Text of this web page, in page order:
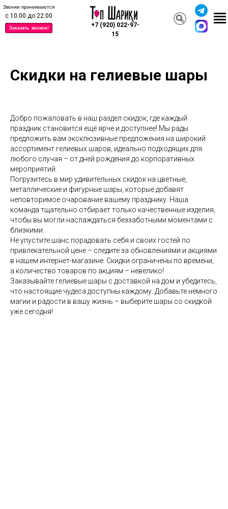
+7 (920) 022-97-
15
Заказать звонок!
Звонки принимаются
с 10:00 до 22:00
Скидки на гелиевые шары
Добро пожаловать в наш раздел скидок, где каждый
праздник становится ещё ярче и доступнее! Мы рады
предложить вам эксклюзивные предложения на широкий
ассортимент гелиевых шаров, идеально подходящих для
любого случая – от дней рождения до корпоративных
мероприятий.
Погрузитесь в мир удивительных скидок на цветные,
металлические и фигурные шары, которые добавят
неповторимое очарование вашему празднику. Наша
команда тщательно отбирает только качественные изделия,
чтобы вы могли наслаждаться беззаботными моментами с
близкими.
Не упустите шанс порадовать себя и своих гостей по
привлекательной цене – следите за обновлениями и акциями
в нашем интернет-магазине. Скидки ограничены по времени,
а количество товаров по акциям – невелико!
Заказывайте гелиевые шары с доставкой на дом и убедитесь,
что настоящие чудеса доступны каждому. Добавьте немного
магии и радости в вашу жизнь – выберите шары со скидкой
уже сегодня!